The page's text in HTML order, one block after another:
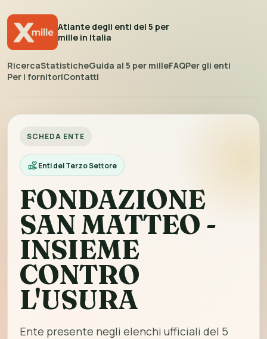
Atlante degli enti del 5 per
mille in Italia
RicercaStatisticheGuida al 5 per milleFAQPer gli enti
Per i fornitoriContatti
SCHEDA ENTE
Enti del Terzo Settore
FONDAZIONE
SAN MATTEO -
INSIEME
CONTRO
L'USURA
Ente presente negli elenchi ufficiali del 5